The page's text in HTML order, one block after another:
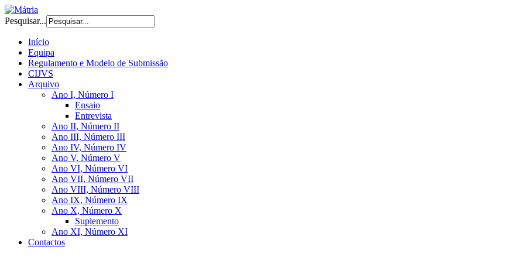
Pesquisar...
Início
Equipa
Regulamento e Modelo de Submissão
CIJVS
Arquivo
Ano I, Número I
Ensaio
Entrevista
Ano II, Número II
Ano III, Número III
Ano IV, Número IV
Ano V, Número V
Ano VI, Número VI
Ano VII, Número VII
Ano VIII, Número VIII
Ano IX, Número IX
Ano X, Número X
Suplemento
Ano XI, Número XI
Contactos